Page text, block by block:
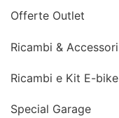
Offerte Outlet
Ricambi & Accessori
Ricambi e Kit E-bike
Special Garage